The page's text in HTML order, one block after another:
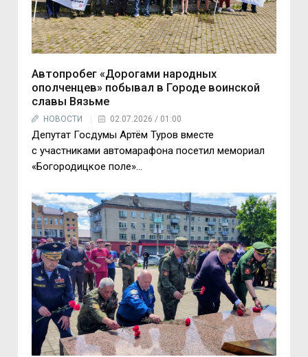
Автопробег «Дорогами народных
ополченцев» побывал в Городе воинской
славы Вязьме
НОВОСТИ 02.07.2026 / 01:00
Депутат Госдумы Артём Туров вместе
с участниками автомарафона посетил мемориал
«Богородицкое поле»...